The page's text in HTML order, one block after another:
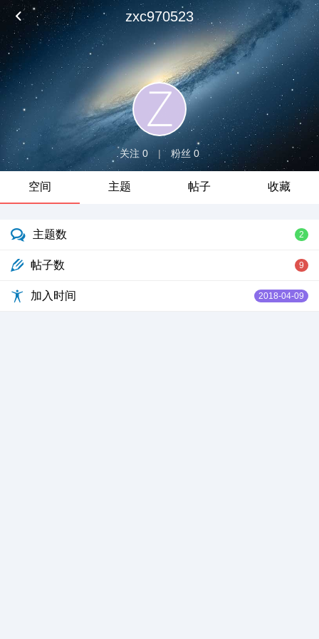
zxc970523
关注 0 | 粉丝 0
空间 主题 帖子 收藏
主题数 2
帖子数 9
加入时间 2018-04-09